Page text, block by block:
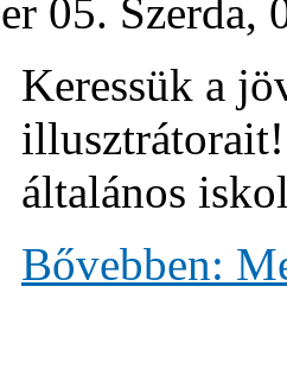
05. Szerda,
Keressük a
illusztrátorait!
általános
Bővebben: